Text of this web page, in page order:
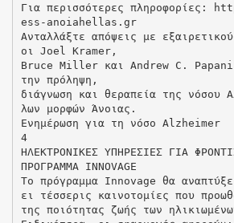
Για περισσότερες πληροφορίες:
ess-anoiahellas.gr
Ανταλλάξτε απόψεις με
οι Joel Kramer,
Bruce Miller και Andrew C.
την πρόληψη,
διάγνωση και θεραπεία της νόσου
λων μορφών Άνοιας.
Ενημέρωση για τη νόσο Αlzheimer
4
ΗΛΕΚΤΡΟΝΙΚΕΣ ΥΠΗΡΕΣΙΕΣ ΓΙΑ
ΠΡΟΓΡΑΜΜΑ INNOVAGE
Το πρόγραμμα Innovage θα
ει τέσσερις καινοτομίες που
της ποιότητας ζωής των